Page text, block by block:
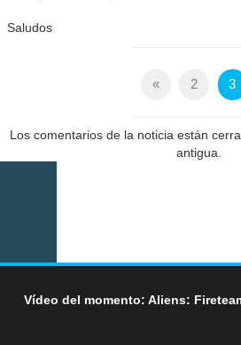
Saludos
« 2 3
Los comentarios de la noticia están
antigua.
Vídeo del momento: Aliens: